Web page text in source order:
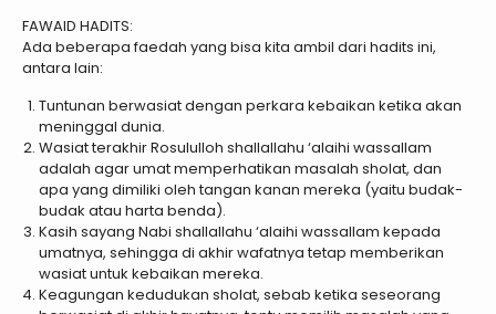
FAWAID HADITS:
Ada beberapa faedah yang bisa kita ambil dari hadits ini,
antara lain:
Tuntunan berwasiat dengan perkara kebaikan ketika akan
meninggal dunia.
Wasiat terakhir Rosululloh shallallahu ‘alaihi wassallam
adalah agar umat memperhatikan masalah sholat, dan
apa yang dimiliki oleh tangan kanan mereka (yaitu budak-
budak atau harta benda).
Kasih sayang Nabi shallallahu ‘alaihi wassallam kepada
umatnya, sehingga di akhir wafatnya tetap memberikan
wasiat untuk kebaikan mereka.
Keagungan kedudukan sholat, sebab ketika seseorang